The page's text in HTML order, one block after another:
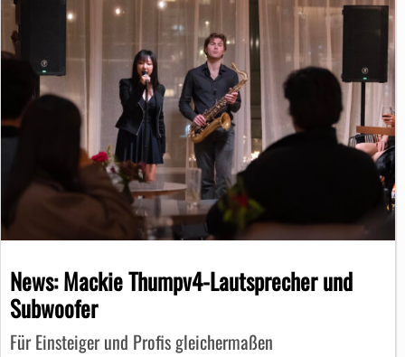
News: Mackie Thumpv4-Lautsprecher und
Subwoofer
Für Einsteiger und Profis gleichermaßen